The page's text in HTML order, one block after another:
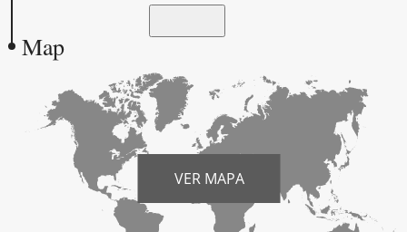
Map
VER MAPA